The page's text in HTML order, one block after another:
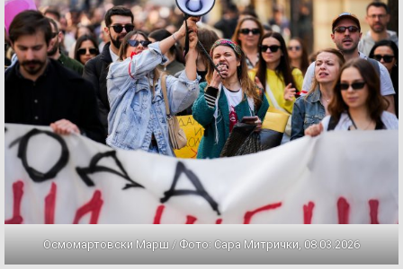
Осмомартовски Марш / Фото: Сара Митрички, 08.03.2026